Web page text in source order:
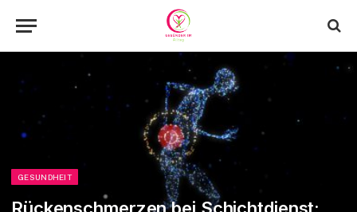
GESUNDHEIT
Rückenschmerzen bei Schichtdienst: